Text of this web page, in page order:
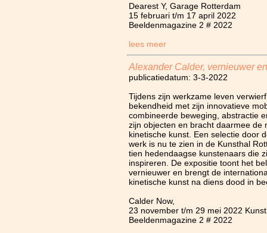
Dearest Y, Garage Rotterdam
15 februari t/m 17 april 2022
Beeldenmagazine 2 # 2022
lees meer
Alexander Calder, vernieuwer
publicatiedatum: 3-3-2022
Tijdens zijn werkzame leven
bekendheid met zijn innovatieve
combineerde beweging, abstractie
zijn objecten en bracht daarmee de
kinetische kunst. Een selectie door
werk is nu te zien in de Kunsthal
tien hedendaagse kunstenaars die
inspireren. De expositie toont het
vernieuwer en brengt de
kinetische kunst na diens dood in
Calder Now,
23 november t/m 29 mei 2022
Beeldenmagazine 2 # 2022